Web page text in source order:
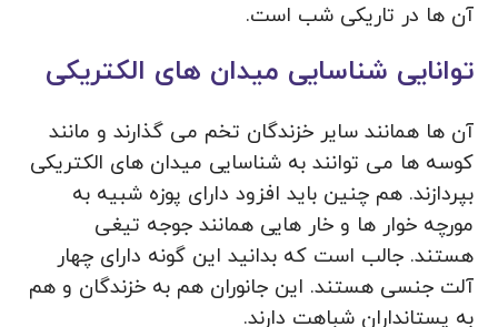
آن ها در تاریکی شب است.
توانایی شناسایی میدان های الکتریکی
آن ها همانند سایر خزندگان تخم می گذارند و مانند
کوسه ها می توانند به شناسایی میدان های الکتریکی
بپردازند. هم چنین باید افزود دارای پوزه شبیه به
مورچه خوار ها و خار هایی همانند جوجه تیغی
هستند. جالب است که بدانید این گونه دارای چهار
آلت جنسی هستند. این جانوران هم به خزندگان و هم
به پستانداران شباهت دارند.